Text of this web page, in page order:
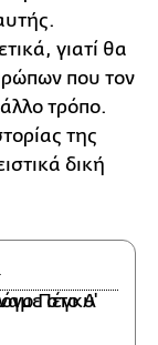
γιατί θα
που τον
τρόπο.
της
δική